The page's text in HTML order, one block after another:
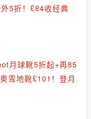
5折！£84收经典
月球靴5折起+再85
雪地靴£101！登月